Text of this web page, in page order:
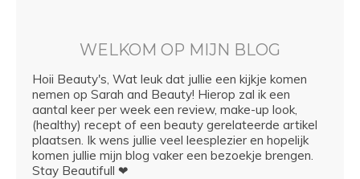
WELKOM OP MIJN BLOG
Hoii Beauty's, Wat leuk dat jullie een kijkje komen
nemen op Sarah and Beauty! Hierop zal ik een
aantal keer per week een review, make-up look,
(healthy) recept of een beauty gerelateerde artikel
plaatsen. Ik wens jullie veel leesplezier en hopelijk
komen jullie mijn blog vaker een bezoekje brengen.
Stay Beautifull ❤